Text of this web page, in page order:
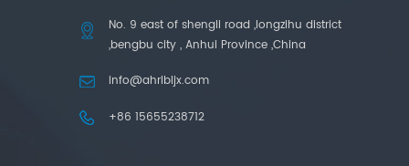
No. 9 east of shengli road ,longzihu district
,bengbu city , Anhui Province ,China
info@ahrlbljx.com
+86 15655238712